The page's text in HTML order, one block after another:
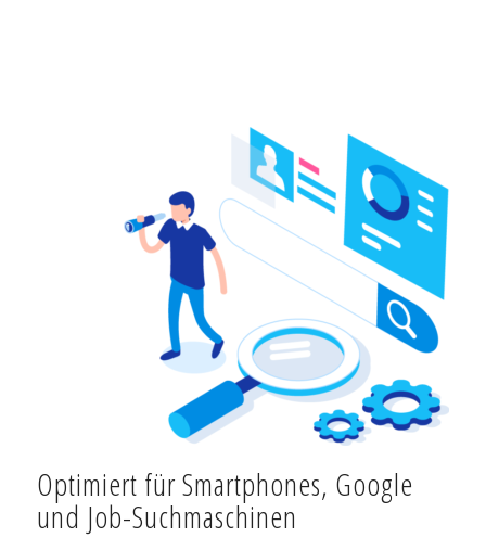
Optimiert für Smartphones, Google
und Job-Suchmaschinen